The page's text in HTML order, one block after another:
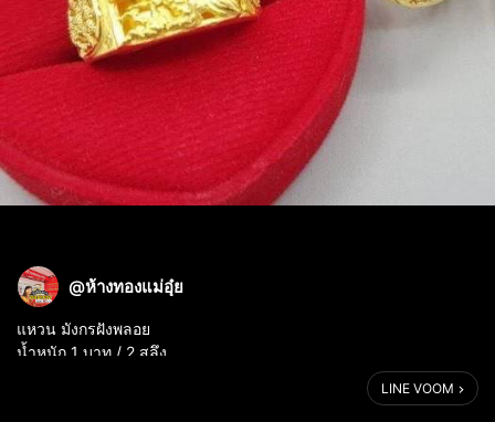
@ห้างทองแม่อุ๋ย
แหวน มังกรฝังพลอย
น้ำหนัก 1 บาท / 2 สลึง
LINE VOOM